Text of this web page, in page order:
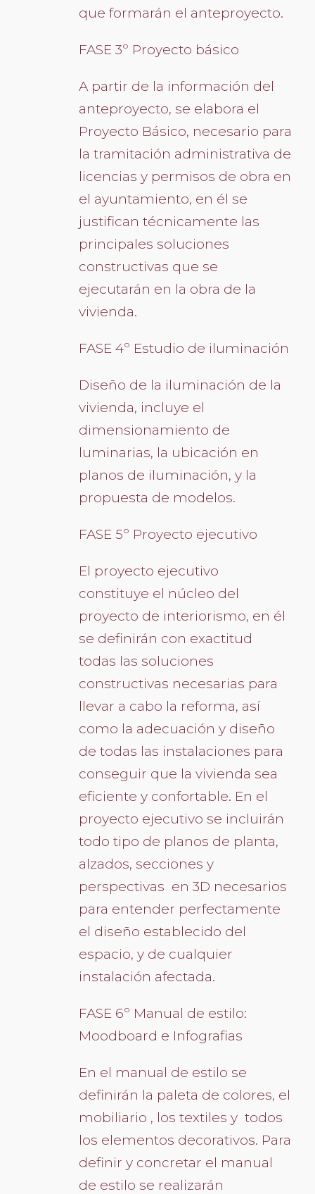
que formarán el anteproyecto.
FASE 3º Proyecto básico
A partir de la información del
anteproyecto, se elabora el
Proyecto Básico, necesario para
la tramitación administrativa de
licencias y permisos de obra en
el ayuntamiento, en él se
justifican técnicamente las
principales soluciones
constructivas que se
ejecutarán en la obra de la
vivienda.
FASE 4º Estudio de iluminación
Diseño de la iluminación de la
vivienda, incluye el
dimensionamiento de
luminarias, la ubicación en
planos de iluminación, y la
propuesta de modelos.
FASE 5º Proyecto ejecutivo
El proyecto ejecutivo
constituye el núcleo del
proyecto de interiorismo, en él
se definirán con exactitud
todas las soluciones
constructivas necesarias para
llevar a cabo la reforma, así
como la adecuación y diseño
de todas las instalaciones para
conseguir que la vivienda sea
eficiente y confortable. En el
proyecto ejecutivo se incluirán
todo tipo de planos de planta,
alzados, secciones y
perspectivas en 3D necesarios
para entender perfectamente
el diseño establecido del
espacio, y de cualquier
instalación afectada.
FASE 6º Manual de estilo:
Moodboard e Infografias
En el manual de estilo se
definirán la paleta de colores, el
mobiliario , los textiles y todos
los elementos decorativos. Para
definir y concretar el manual
de estilo se realizarán